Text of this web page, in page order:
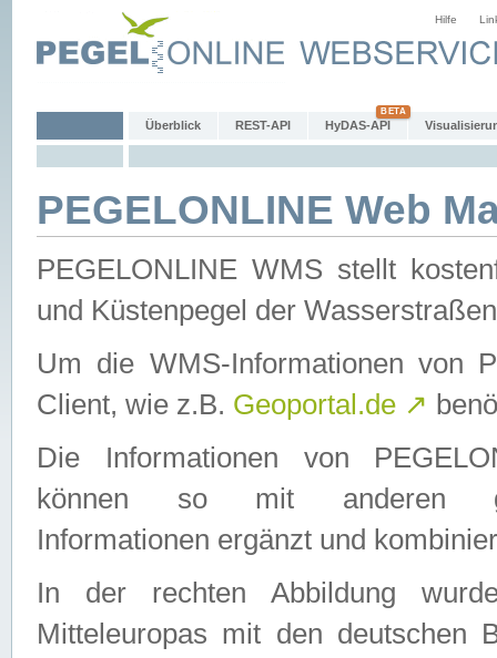
Hilfe
Überblick REST-API HyDAS-API
PEGELONLINE Web
PEGELONLINE WMS stellt
und Küstenpegel der
Um die WMS-Informationen von
Client, wie z.B. Geoportal.de ↗
Die Informationen von
können so mit anderen
Informationen ergänzt und
In der rechten Abbildung
Mitteleuropas mit den deutschen